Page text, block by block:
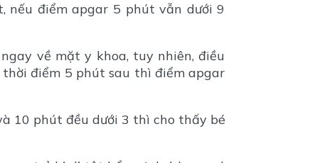
nếu điểm apgar 5 phút vẫn dưới 9
về mặt y khoa, tuy nhiên, điều
điểm 5 phút sau thì điểm apgar
10 phút đều dưới 3 thì cho thấy bé